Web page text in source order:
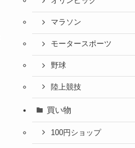
マラソン
モータースポーツ
野球
陸上競技
買い物
100円ショップ